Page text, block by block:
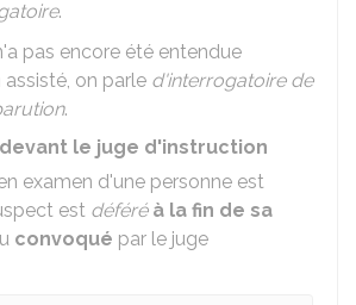
.
pas encore été entendue
on parle d'interrogatoire de
.
le juge d'instruction
examen d'une personne est
est déféré à la fin de sa
convoqué par le juge